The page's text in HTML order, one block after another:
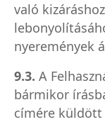
való
nyeremények
9.3. A
bármikor
címére küldött